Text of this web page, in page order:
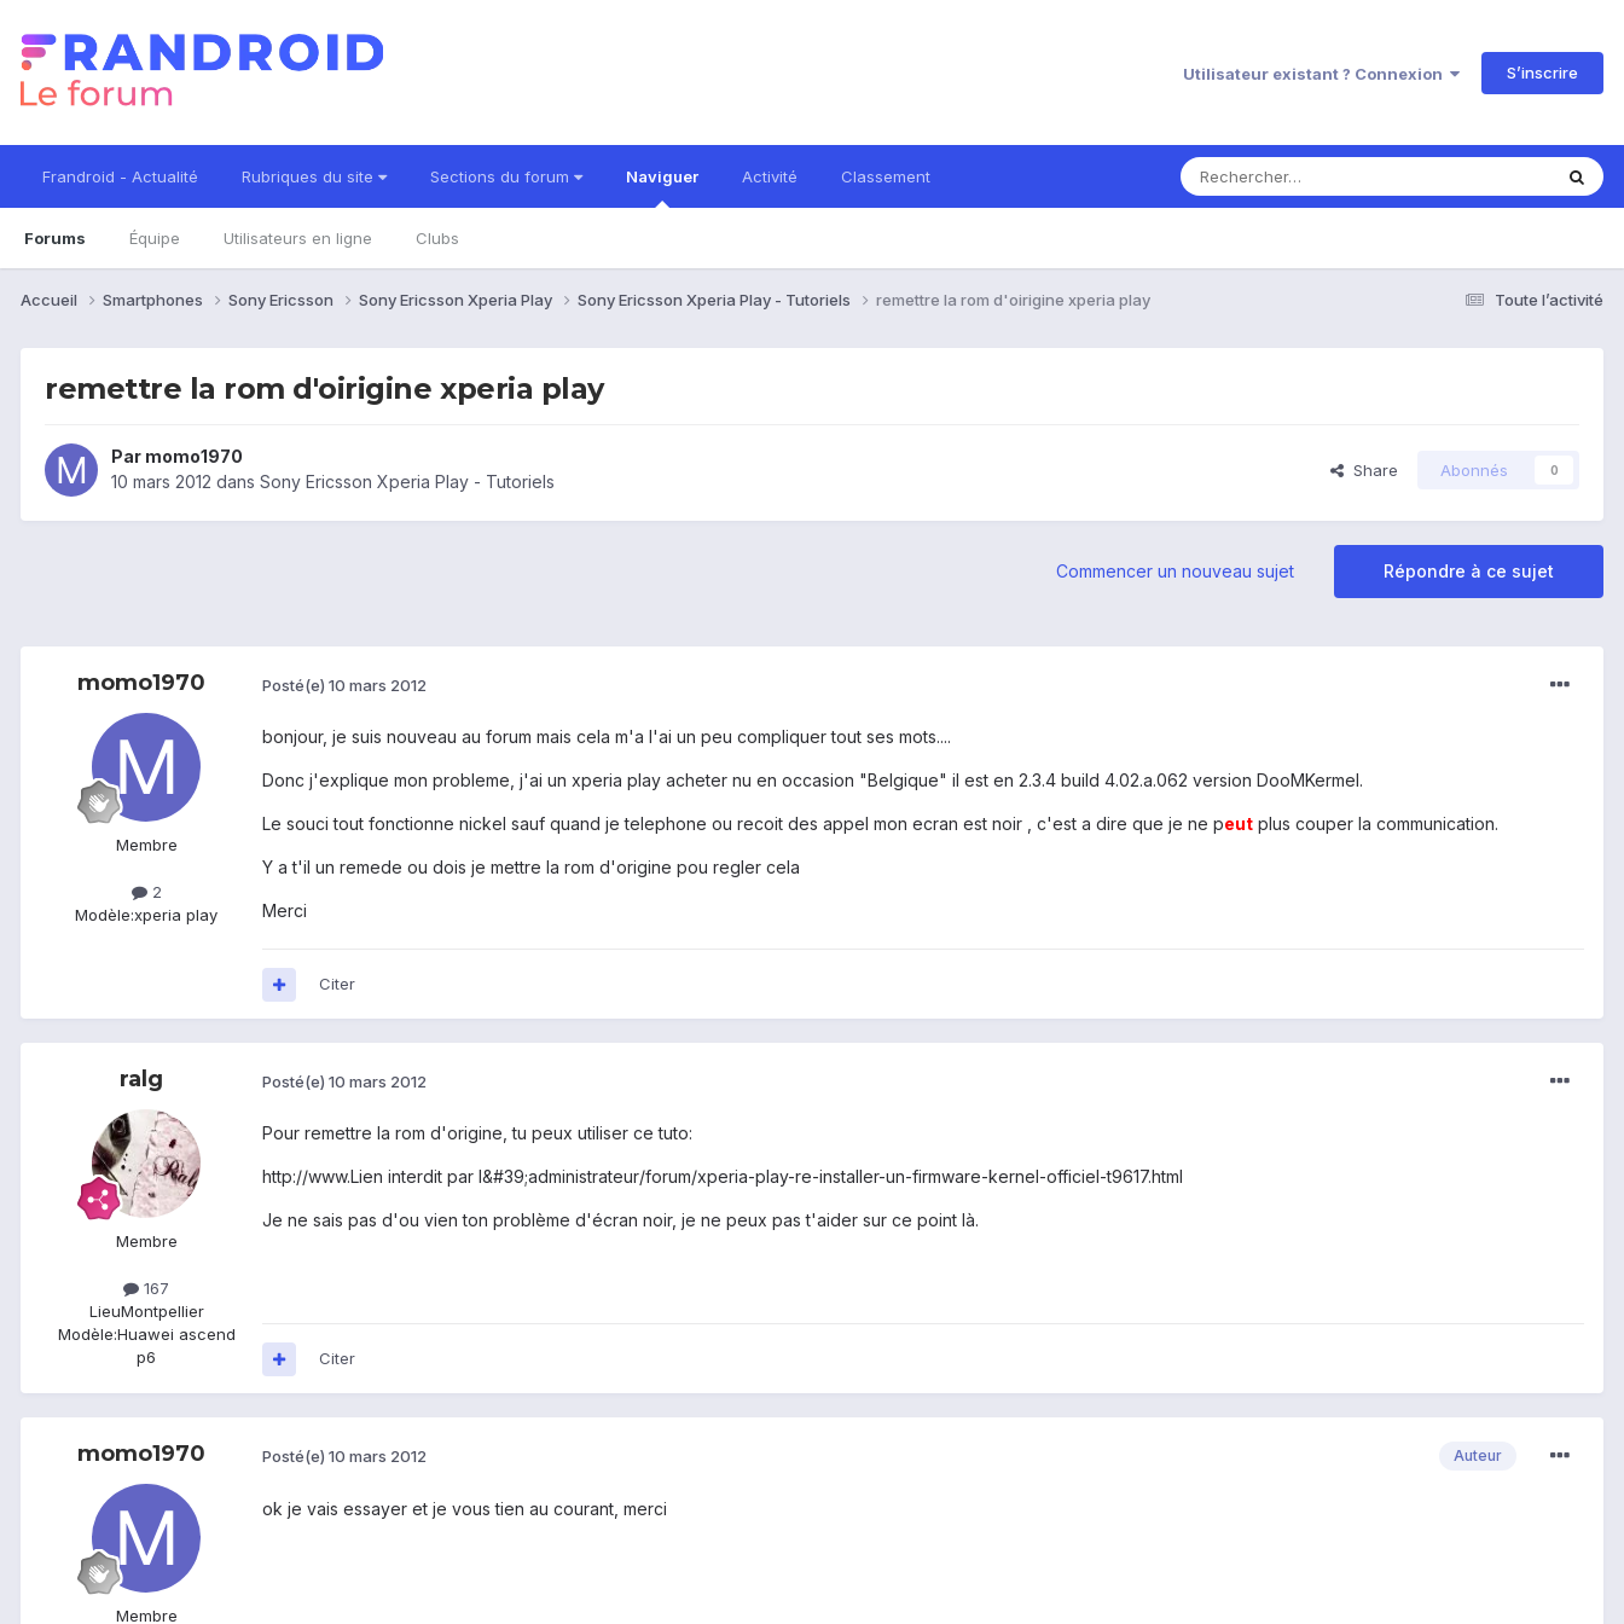
Utilisateur existant ? Connexion S’inscrire
Frandroid - Actualité Rubriques du site Sections du forum Naviguer
Forums Équipe Utilisateurs en ligne Clubs
Activité Classement
Toute l’activité
Accueil Smartphones Sony Ericsson Sony Ericsson Xperia Play Sony Ericsson Xperia Play - Tutoriels remettre la rom d'oirigine xperia play
remettre la rom d'oirigine xperia play
Par momo1970
10 mars 2012 dans Sony Ericsson Xperia Play - Tutoriels
Share Abonnés 0
Répondre à ce sujet
Commencer un nouveau sujet
momo1970
Membre
2
Modèle:xperia play
Posté(e) 10 mars 2012
bonjour, je suis nouveau au forum mais cela m'a l'ai un peu compliquer tout ses mots....
Donc j'explique mon probleme, j'ai un xperia play acheter nu en occasion "Belgique" il est en 2.3.4 build 4.02.a.062 version DooMKermel.
Le souci tout fonctionne nickel sauf quand je telephone ou recoit des appel mon ecran est noir , c'est a dire que je ne peut plus couper la communication.
Y a t'il un remede ou dois je mettre la rom d'origine pou regler cela
Merci
Citer
ralg
Membre
167
LieuMontpellier
Modèle:Huawei ascend
p6
Posté(e) 10 mars 2012
Pour remettre la rom d'origine, tu peux utiliser ce tuto:
http://www.Lien interdit par l&#39;administrateur/forum/xperia-play-re-installer-un-firmware-kernel-officiel-t9617.html
Je ne sais pas d'ou vien ton problème d'écran noir, je ne peux pas t'aider sur ce point là.
Citer
momo1970
Membre
Auteur
Posté(e) 10 mars 2012
ok je vais essayer et je vous tien au courant, merci